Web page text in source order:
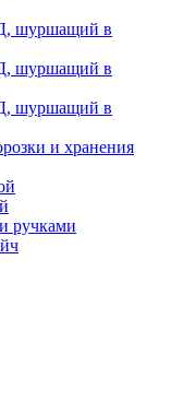
шуршащий в
шуршащий в
шуршащий в
и хранения
ручками